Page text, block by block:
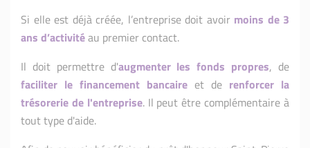
Si elle est déjà créée, l’entreprise doit avoir moins de 3
ans d’activitéau premier contact.
Il doit permettre d'augmenter les fonds propres, de
faciliter le financement bancaire et de renforcer la
trésorerie de l'entreprise. Il peut être complémentaire à
tout type d'aide.